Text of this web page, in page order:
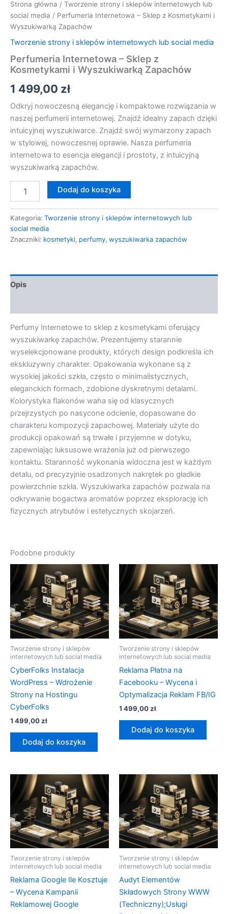
Strona główna / Tworzenie strony i sklepów internetowych lub
social media / Perfumeria Internetowa – Sklep z Kosmetykami i
Wyszukiwarką Zapachów
Tworzenie strony i sklepów internetowych lub social media
Perfumeria Internetowa – Sklep z
Kosmetykami i Wyszukiwarką Zapachów
1 499,00 zł
Odkryj nowoczesną elegancję i kompaktowe rozwiązania w
naszej perfumerii internetowej. Znajdź idealny zapach dzięki
intuicyjnej wyszukiwarce. Znajdź swój wymarzony zapach
w stylowej, nowoczesnej oprawie. Nasza perfumeria
internetowa to esencja elegancji i prostoty, z intuicyjną
wyszukiwarką zapachów.
Dodaj do koszyka
Kategoria: Tworzenie strony i sklepów internetowych lub
social media
Znaczniki: kosmetyki, perfumy, wyszukiwarka zapachów
Opis
Perfumy Internetowe to sklep z kosmetykami oferujący
wyszukiwarkę zapachów. Prezentujemy starannie
wyselekcjonowane produkty, których design podkreśla ich
ekskluzywny charakter. Opakowania wykonane są z
wysokiej jakości szkła, często o minimalistycznych,
eleganckich formach, zdobione dyskretnymi detalami.
Kolorystyka flakonów waha się od klasycznych
przejrzystych po nasycone odcienie, dopasowane do
charakteru kompozycji zapachowej. Materiały użyte do
produkcji opakowań są trwałe i przyjemne w dotyku,
zapewniając luksusowe wrażenia już od pierwszego
kontaktu. Staranność wykonania widoczna jest w każdym
detalu, od precyzyjnie osadzonych nakrętek po gładkie
powierzchnie szkła. Wyszukiwarka zapachów pozwala na
odkrywanie bogactwa aromatów poprzez eksplorację ich
fizycznych atrybutów i estetycznych skojarzeń.
Podobne produkty
Tworzenie strony i sklepów
internetowych lub social media
CyberFolks Instalacja
WordPress – Wdrożenie
Strony na Hostingu
CyberFolks
1 499,00zł
Dodaj do koszyka
Tworzenie strony i sklepów
internetowych lub social media
Reklama Płatna na
Facebooku – Wycena i
Optymalizacja Reklam FB/IG
1 499,00zł
Dodaj do koszyka
Tworzenie strony i sklepów
internetowych lub social media
Reklama Google Ile Kosztuje
– Wycena Kampanii
Reklamowej Google
Tworzenie strony i sklepów
internetowych lub social media
Audyt Elementów
Składowych Strony WWW
(Techniczny);Usługi